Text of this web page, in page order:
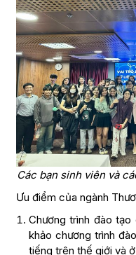
Các bạn sinh viên và
Ưu điểm của ngành
Chương trình đào
khảo chương trình
tiếng trên thế giới và